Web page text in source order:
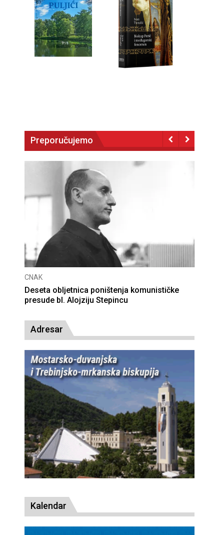
Preporučujemo
CNAK
Deseta obljetnica poništenja komunističke
presude bl. Alojziju Stepincu
Adresar
Kalendar